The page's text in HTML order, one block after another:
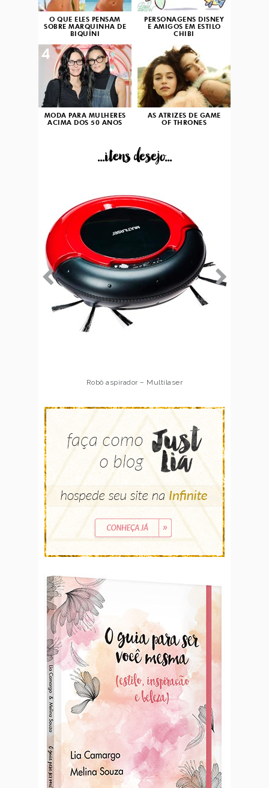
O QUE ELES PENSAM
SOBRE MARQUINHA DE
BIQUÍNI
PERSONAGENS DISNEY
E AMIGOS EM ESTILO
CHIBI
MODA PARA MULHERES
ACIMA DOS 50 ANOS
4
AS ATRIZES DE GAME
OF THRONES
...itens desejo...
Robô aspirador – Multilaser